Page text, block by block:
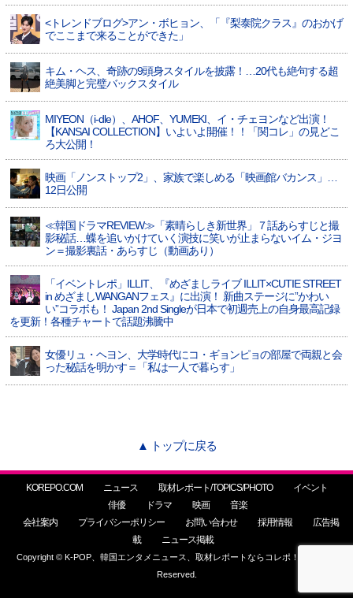
<トレンドブログ>アン・ボヒョン、「『梨泰院クラス』のおかげ
でここまで来ることができた」
キム・ヘス、奇跡の9頭身スタイルを披露！…20代も絶句する超
絶美脚と完璧バックスタイル
MIYEON（i-dle）、​AHOF​、YUMEKI、イ・チェヨンなど出演！
【KANSAI COLLECTION】いよいよ開催！！「関コレ」の見どこ
ろ大公開！
映画「ノンストップ2」、家族で楽しめる「映画館バカンス」…
12日公開
≪韓国ドラマREVIEW≫「素晴らしき新世界」７話あらすじと撮
影秘話…蝶を追いかけていく演技に笑いが止まらないイム・ジヨ
ン＝撮影裏話・あらすじ（動画あり）
「イベントレポ」ILLIT、『めざましライブ ILLIT×CUTIE STREET
in めざましWANGANフェス』に出演！ 新曲ステージに”かわい
い”コラボも！ Japan 2nd Singleが日本で初週売上の自身最高記録
を更新！各種チャートで話題沸騰中
女優リュ・ヘヨン、大学時代にコ・ギョンピョの部屋で両親と会
った秘話を明かす＝「私は一人で暮らす」
▲ トップに戻る
KOREPO.COM ニュース 取材レポート/TOPICS/PHOTO
イベント
俳優
ドラマ 映画
音楽
会社案内
プライバシーポリシー お問い合わせ 採用情報
広告掲
載
ニュース掲載
Copyright © K-POP、韓国エンタメニュース、取材レポートならコレポ！ All Rights
Reserved.